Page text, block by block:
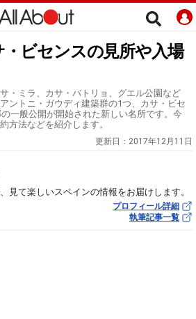
ビセンスの見所や入場
・ミラ、カサ・バトリョ、グエル公園など
ントニ・ガウディ建築群の1つ、カサ・ビセ
一般公開が開始された新しい名所です。今
方法などを紹介します。
更新日： 2017年12月11日
見て楽しいスペインの情報をお届けします。
プロフィール詳細
執筆記事一覧